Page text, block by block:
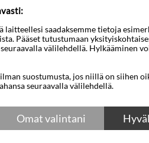
saadaksemme tietoja
Pääset tutustumaan
välilehdellä. Hylkääminen
suostumusta, jos niillä on siihen
seuraavalla välilehdellä.
Omat valintani